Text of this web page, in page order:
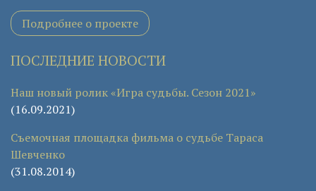
Подробнее о проекте
ПОСЛЕДНИЕ НОВОСТИ
Наш новый ролик «Игра судьбы. Сезон 2021»
(16.09.2021)
Съемочная площадка фильма о судьбе Тараса
Шевченко
(31.08.2014)